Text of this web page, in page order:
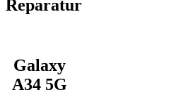
Reparatur
Galaxy
A34 5G